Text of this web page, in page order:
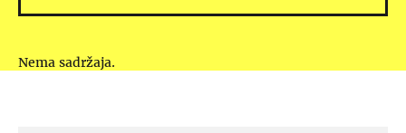
Nema sadržaja.